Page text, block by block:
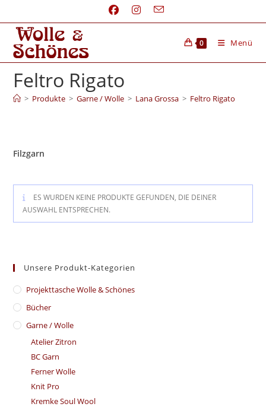
0 Menü
Feltro Rigato
> Produkte > Garne / Wolle > Lana Grossa > Feltro Rigato
Filzgarn
ES WURDEN KEINE PRODUKTE GEFUNDEN, DIE DEINER
AUSWAHL ENTSPRECHEN.
Unsere Produkt-Kategorien
​Projekttasche Wolle & Schönes
Bücher
Garne / Wolle
Atelier Zitron
BC Garn
Ferner Wolle
Knit Pro
Kremke Soul Wool